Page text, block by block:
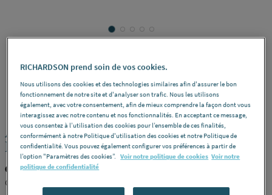
GROHE REF : 229VL
ABATTANT WC EURO CERAMIC--
BLC/ALPIN 39330001 GROHE
GROHE 39330001
GROHE
RICHARDSON prend soin de vos cookies.
Nous utilisons des cookies et des technologies similaires afin d'assurer le bon
fonctionnement de notre site et d'analyser son trafic. Nous les utilisons
également, avec votre consentement, afin de mieux comprendre la façon dont vous
interagissez avec notre contenu et nos fonctionnalités. En acceptant ce message,
vous consentez à l’utilisation des cookies pour l’ensemble de ces finalités,
conformément à notre Politique d'utilisation des cookies et notre Politique de
confidentialité. Vous pouvez également configurer vos préférences à partir de
l’option "Paramètres des cookies”. Voir notre politique de cookies Voir notre
politique de confidentialité